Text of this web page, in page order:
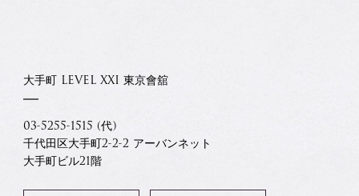
大手町 LEVEL XXI 東京會舘
03-5255-1515 (代)
千代田区大手町2-2-2 アーバンネット
大手町ビル21階